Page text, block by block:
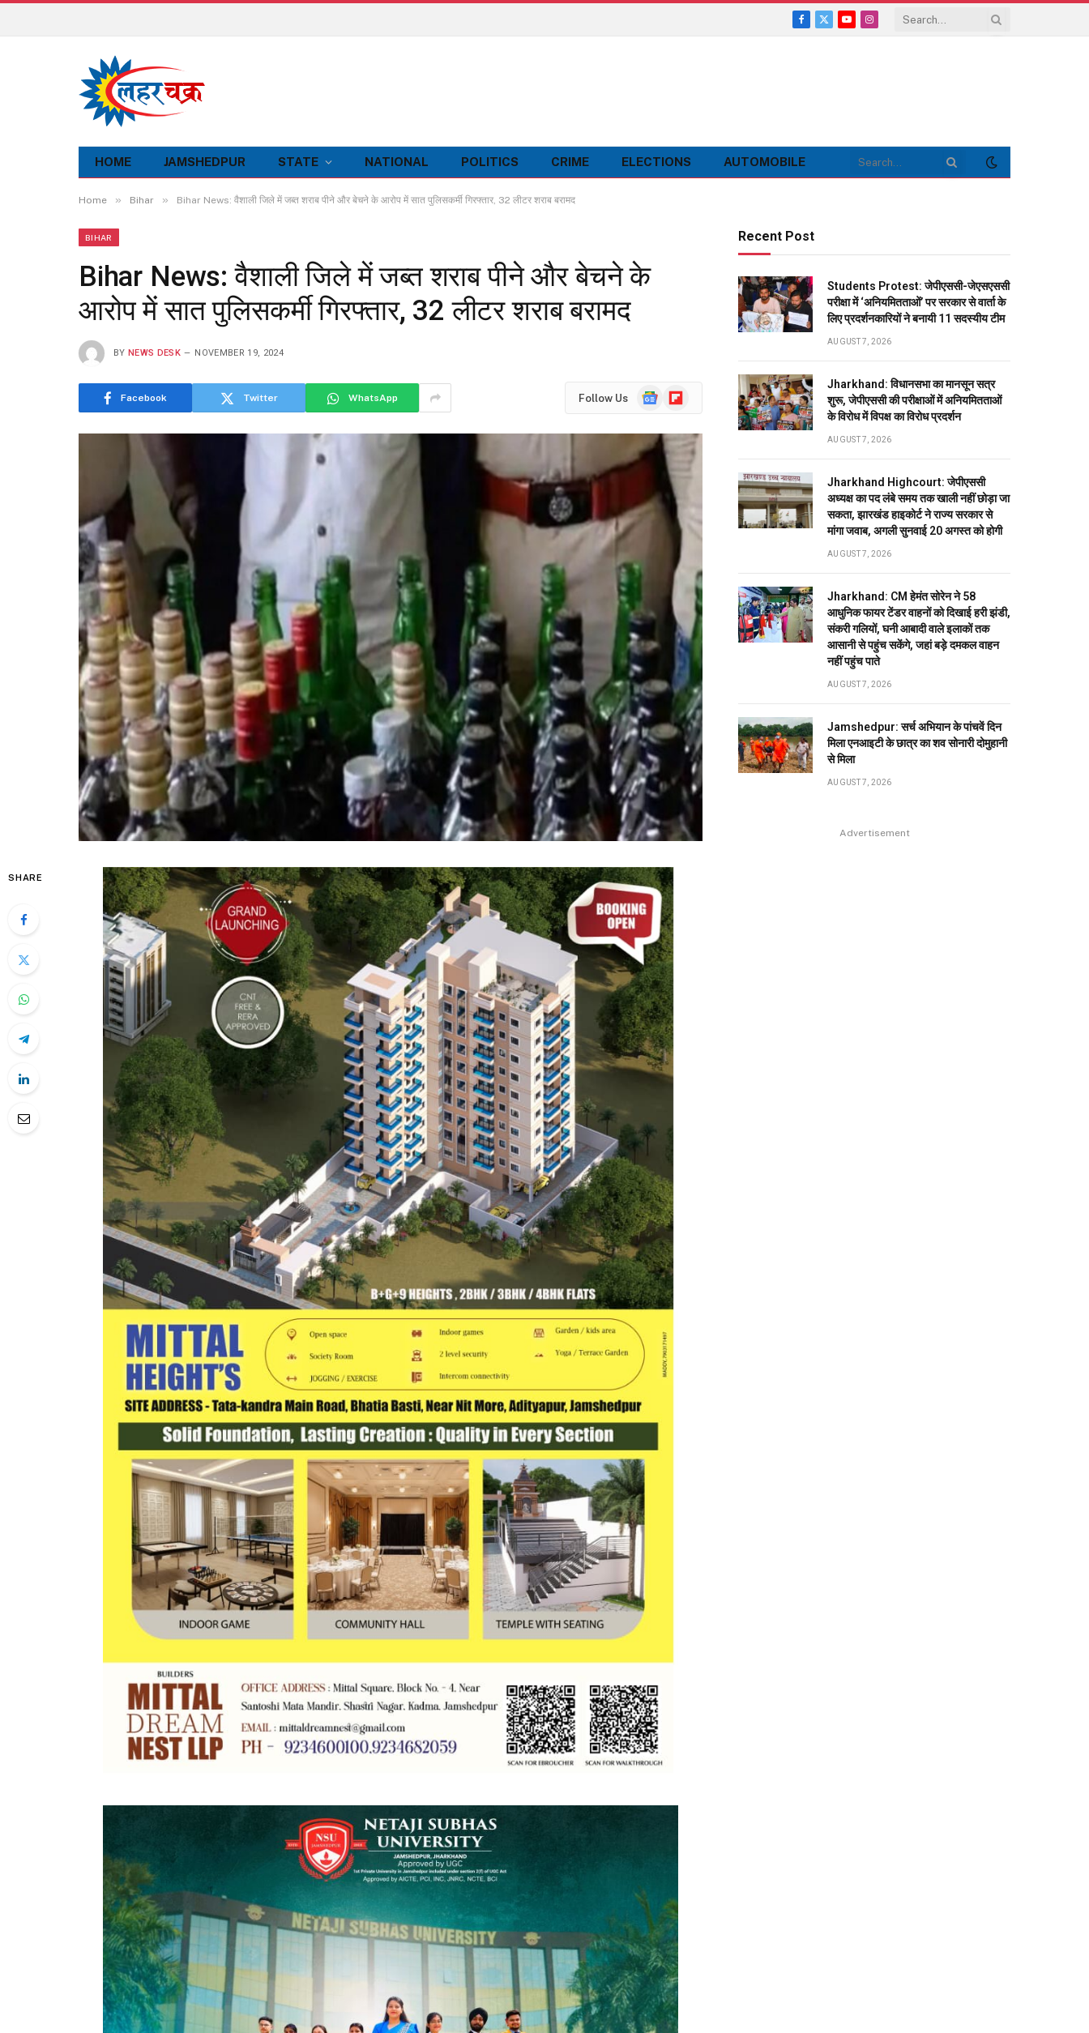
Facebook
X
YouTubeInstagram
HOME JAMSHEDPUR STATE NATIONAL POLITICS CRIME ELECTIONS AUTOMOBILE
Home » Bihar » Bihar News: वैशाली जिले में जब्त शराब पीने और बेचने के आरोप में सात पुलिसकर्मी गिरफ्तार, 32 लीटर शराब बरामद
BIHAR
Bihar News: वैशाली जिले में जब्त शराब पीने और बेचने के
आरोप में सात पुलिसकर्मी गिरफ्तार, 32 लीटर शराब बरामद
BY NEWS DESK NOVEMBER 19, 2024
Facebook Twitter WhatsApp Follow Us
GoogleFlipboard
SHARE
Recent Post
Students Protest: जेपीएससी-जेएसएससी
परीक्षा में ‘अनियमितताओं’ पर सरकार से वार्ता के
लिए प्रदर्शनकारियों ने बनायी 11 सदस्यीय टीम
AUGUST 7, 2026
Jharkhand: विधानसभा का मानसून सत्र
शुरू, जेपीएससी की परीक्षाओं में अनियमितताओं
के विरोध में विपक्ष का विरोध प्रदर्शन
AUGUST 7, 2026
Jharkhand Highcourt: जेपीएससी
अध्यक्ष का पद लंबे समय तक खाली नहीं छोड़ा जा
सकता, झारखंड हाइकोर्ट ने राज्य सरकार से
मांगा जवाब, अगली सुनवाई 20 अगस्त को होगी
AUGUST 7, 2026
Jharkhand: CM हेमंत सोरेन ने 58
आधुनिक फायर टेंडर वाहनों को दिखाई हरी झंडी,
संकरी गलियों, घनी आबादी वाले इलाकों तक
आसानी से पहुंच सकेंगे, जहां बड़े दमकल वाहन
नहीं पहुंच पाते
AUGUST 7, 2026
Jamshedpur: सर्च अभियान के पांचवें दिन
मिला एनआइटी के छात्र का शव सोनारी दोमुहानी
से मिला
AUGUST 7, 2026
Advertisement